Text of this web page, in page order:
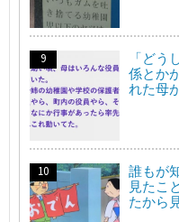
「ど
係とか
れた母
誰もが
見たこ
たから